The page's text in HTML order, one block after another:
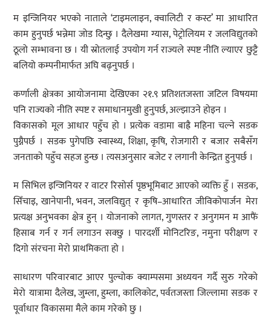
म इन्जिनियर भएको नाताले ‘टाइमलाइन, क्वालिटी र कस्ट’ मा आधारित
काम हुनुपर्छ भन्नेमा जोड दिन्छु । दैलेखमा ग्यास, पेट्रोलियम र जलविद्युतको
ठूलो सम्भावना छ । यी स्रोतलाई उपयोग गर्न राज्यले स्पष्ट नीति ल्याएर छुट्टै
बलियो कम्पनीमार्फत अघि बढ्नुपर्छ ।
कर्णाली क्षेत्रका आयोजनामा देखिएका २१.९ प्रतिशतजस्ता जटिल विषयमा
पनि राज्यको नीति स्पष्ट र समाधानमुखी हुनुपर्छ, अल्झाउने होइन ।
विकासको मूल आधार पहुँच हो । प्रत्येक वडामा बाह्रै महिना चल्ने सडक
पुग्नैपर्छ । सडक पुगेपछि स्वास्थ्य, शिक्षा, कृषि, रोजगारी र बजार सबैसँग
जनताको पहुँच सहज हुन्छ । त्यसअनुसार बजेट र लगानी केन्द्रित हुनुपर्छ ।
म सिभिल इन्जिनियर र वाटर रिसोर्स पृष्ठभूमिबाट आएको व्यक्ति हुँ । सडक,
सिँचाइ, खानेपानी, भवन, जलविद्युत् र कृषि–आधारित जीविकोपार्जन मेरा
प्रत्यक्ष अनुभवका क्षेत्र हुन् । योजनाको लागत, गुणस्तर र अनुगमन म आफैं
हिसाब गर्न र गर्न लगाउन सक्छु । पारदर्शी मोनिटरिङ, नमुना परीक्षण र
दिगो संरचना मेरो प्राथमिकता हो ।
साधारण परिवारबाट आएर पुल्चोक क्याम्पसमा अध्ययन गर्दै सुरु गरेको
मेरो यात्रामा दैलेख, जुम्ला, हुम्ला, कालिकोट, पर्वतजस्ता जिल्लामा सडक र
पूर्वाधार विकासमा मैले काम गरेको छु ।